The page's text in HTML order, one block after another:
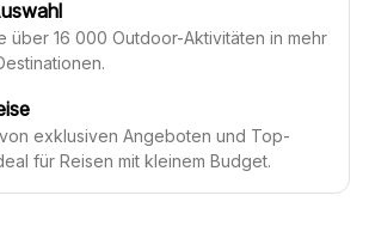
über 16 000 Outdoor-Aktivitäten in mehr
exklusiven Angeboten und Top-
für Reisen mit kleinem Budget.